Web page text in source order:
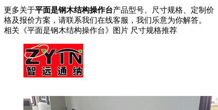
更多关于平面是钢木结构操作台产品型号、尺寸规格、定制价
格及报价方案，请联系我们在线客服，我们乐意为你解答。
相关《平面是钢木结构操作台》图片 尺寸规格推荐